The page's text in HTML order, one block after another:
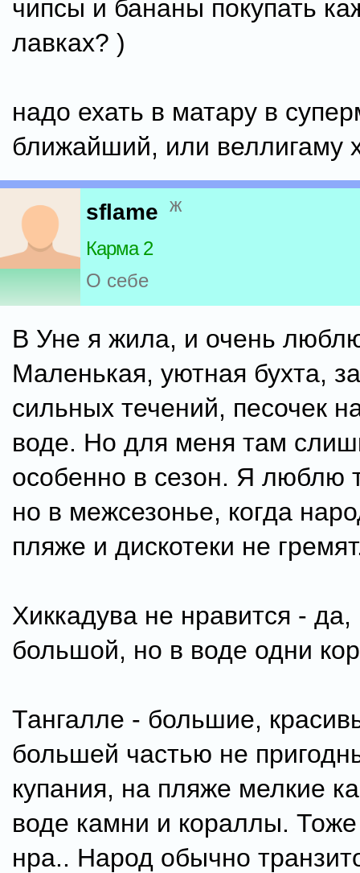
чипсы и бананы покупать
лавках? )
надо ехать в матару в
ближайший, или веллигаму
sflame ж
Карма 2
О себе
В Уне я жила, и очень
Маленькая, уютная бухта,
сильных течений, песочек
воде. Но для меня там
особенно в сезон. Я люблю
но в межсезонье, когда
пляже и дискотеки не
Хиккадува не нравится -
большой, но в воде одни
Тангалле - большие,
большей частью не
купания, на пляже мелкие
воде камни и кораллы.
нра.. Народ обычно